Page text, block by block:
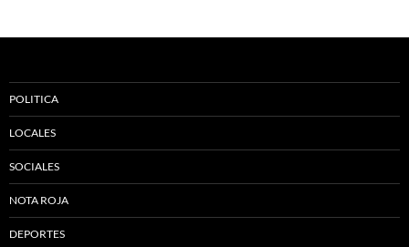
POLITICA
LOCALES
SOCIALES
NOTA ROJA
DEPORTES